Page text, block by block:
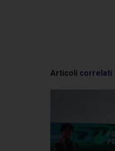
Articoli correlati